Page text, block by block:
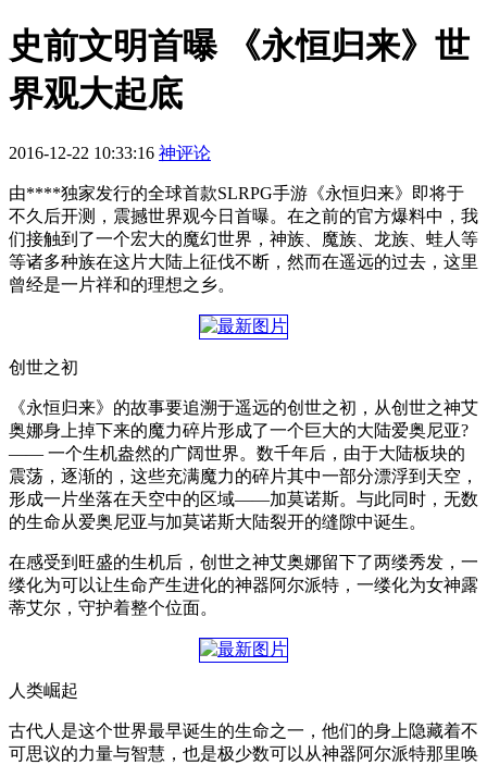
史前文明首曝 《永恒归来》世
界观大起底
2016-12-22 10:33:16 神评论
由****独家发行的全球首款SLRPG手游《永恒归来》即将于
不久后开测，震撼世界观今日首曝。在之前的官方爆料中，我
们接触到了一个宏大的魔幻世界，神族、魔族、龙族、蛙人等
等诸多种族在这片大陆上征伐不断，然而在遥远的过去，这里
曾经是一片祥和的理想之乡。
创世之初
《永恒归来》的故事要追溯于遥远的创世之初，从创世之神艾
奥娜身上掉下来的魔力碎片形成了一个巨大的大陆爱奥尼亚?
—— 一个生机盎然的广阔世界。数千年后，由于大陆板块的
震荡，逐渐的，这些充满魔力的碎片其中一部分漂浮到天空，
形成一片坐落在天空中的区域——加莫诺斯。与此同时，无数
的生命从爱奥尼亚与加莫诺斯大陆裂开的缝隙中诞生。
在感受到旺盛的生机后，创世之神艾奥娜留下了两缕秀发，一
缕化为可以让生命产生进化的神器阿尔派特，一缕化为女神露
蒂艾尔，守护着整个位面。
人类崛起
古代人是这个世界最早诞生的生命之一，他们的身上隐藏着不
可思议的力量与智慧，也是极少数可以从神器阿尔派特那里唤